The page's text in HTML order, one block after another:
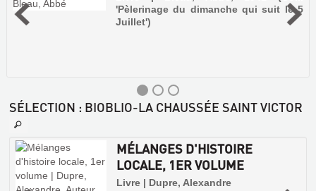
'Pèlerinage du dimanche qui suit le 5
Juillet')
SÉLECTION : BIOBLIO-LA CHAUSSÉE SAINT VICTOR
MÉLANGES D'HISTOIRE
LOCALE, 1ER VOLUME
Livre | Dupre, Alexandre